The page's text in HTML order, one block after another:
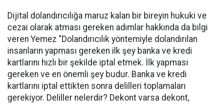
Dijital dolandırıcılığa maruz kalan bir bireyin hukuki ve
cezai olarak atması gereken adımlar hakkında da bilgi
veren Yemez "Dolandırıcılık yöntemiyle dolandırılan
insanların yapması gereken ilk şey banka ve kredi
kartlarını hızlı bir şekilde iptal etmek. İlk yapması
gereken ve en önemli şey budur. Banka ve kredi
kartlarını iptal ettikten sonra delilleri toplamaları
gerekiyor. Deliller nelerdir? Dekont varsa dekont,